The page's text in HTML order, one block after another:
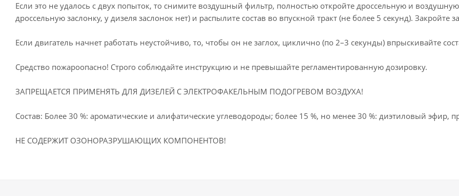
Если это не удалось с двух попыток, то снимите воздушный фильтр, полностью откройте дроссельную и
дроссельную заслонку, у дизеля заслонок нет) и распылите состав во впускной тракт (не более 5 секунд). Закройте
Если двигатель начнет работать неустойчиво, то, чтобы он не заглох, циклично (по 2–3 секунды) впрыскивайте
Средство пожароопасно! Строго соблюдайте инструкцию и не превышайте регламентированную дозировку.
ЗАПРЕЩАЕТСЯ ПРИМЕНЯТЬ ДЛЯ ДИЗЕЛЕЙ С ЭЛЕКТРОФАКЕЛЬНЫМ ПОДОГРЕВОМ ВОЗДУХА!
Состав: Более 30 %: ароматические и алифатические углеводороды; более 15 %, но менее 30 %: диэтиловый эфир,
НЕ СОДЕРЖИТ ОЗОНОРАЗРУШАЮЩИХ КОМПОНЕНТОВ!